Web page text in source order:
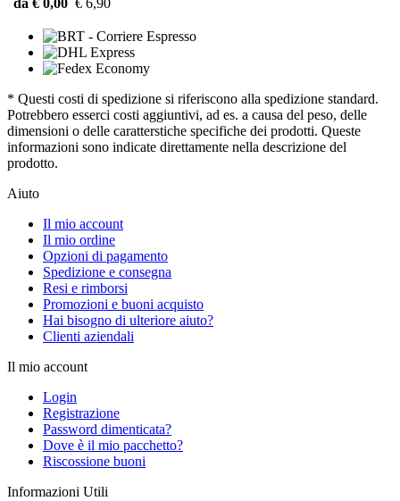
da € 0,00 € 6,90
* Questi costi di spedizione si riferiscono alla spedizione standard.
Potrebbero esserci costi aggiuntivi, ad es. a causa del peso, delle
dimensioni o delle caratterstiche specifiche dei prodotti. Queste
informazioni sono indicate direttamente nella descrizione del
prodotto.
Aiuto
Il mio account
Il mio ordine
Opzioni di pagamento
Spedizione e consegna
Resi e rimborsi
Promozioni e buoni acquisto
Hai bisogno di ulteriore aiuto?
Clienti aziendali
Il mio account
Login
Registrazione
Password dimenticata?
Dove è il mio pacchetto?
Riscossione buoni
Informazioni Utili